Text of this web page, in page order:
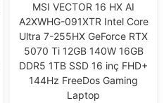
MSI VECTOR 16 HX AI
A2XWHG-091XTR Intel Core
Ultra 7-255HX GeForce RTX
5070 Ti 12GB 140W 16GB
DDR5 1TB SSD 16 inç FHD+
144Hz FreeDos Gaming
Laptop